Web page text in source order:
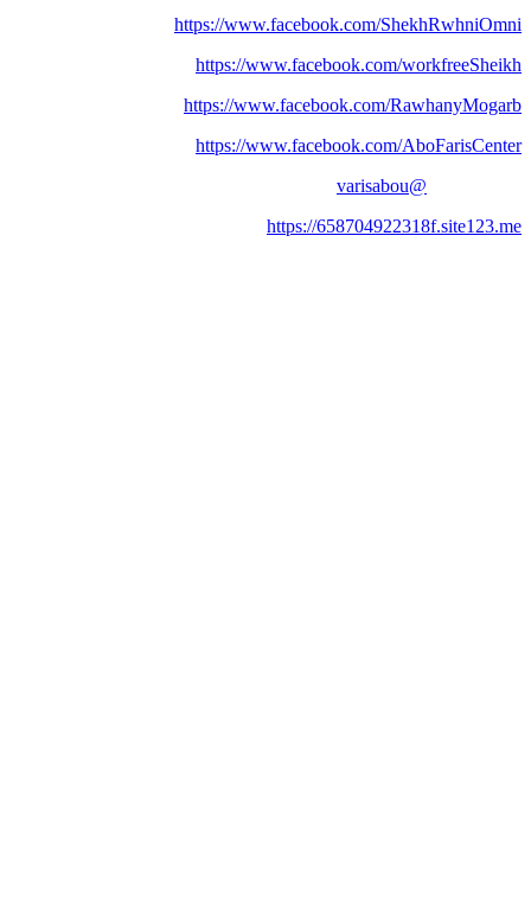
https://www.facebook.com/ShekhRwhniOmni
https://www.facebook.com/workfreeSheikh
https://www.facebook.com/RawhanyMogarb
https://www.facebook.com/AboFarisCenter
@varisabou
https://658704922318f.site123.me